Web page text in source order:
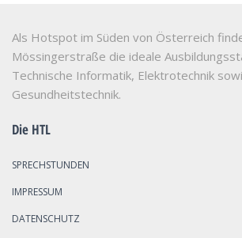
Als Hotspot im Süden von Österreich
Mössingerstraße die ideale
Technische Informatik, Elektrotechnik
Gesundheitstechnik.
Die HTL
SPRECHSTUNDEN
IMPRESSUM
DATENSCHUTZ